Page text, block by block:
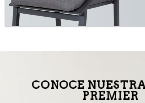
CONOCE
PREMIER